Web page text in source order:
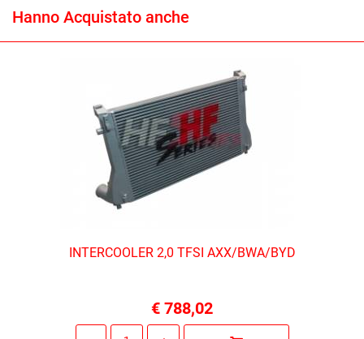
Hanno Acquistato anche
INTERCOOLER 2,0 TFSI AXX/BWA/BYD
€ 788,02